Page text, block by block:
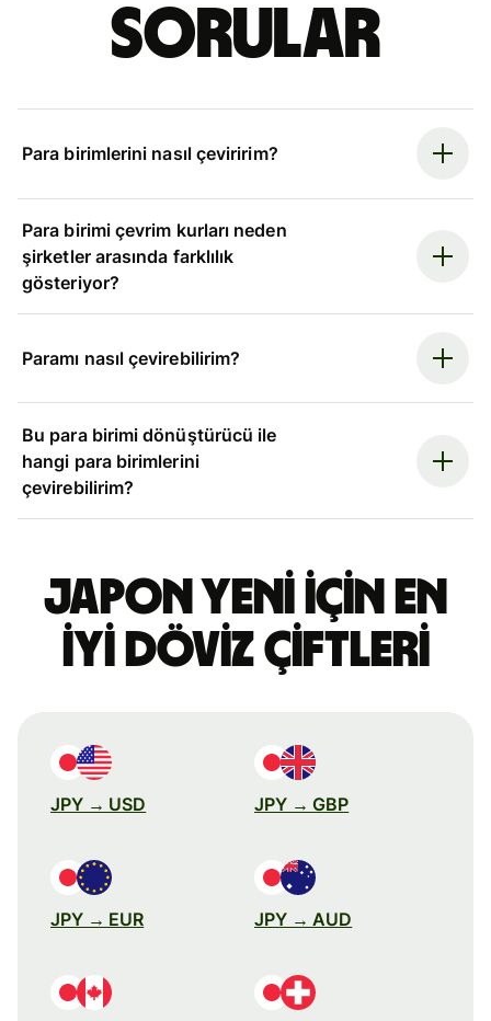
sorular
Para birimlerini nasıl çeviririm?
Para birimi çevrim kurları neden
şirketler arasında farklılık
gösteriyor?
Paramı nasıl çevirebilirim?
Bu para birimi dönüştürücü ile
hangi para birimlerini
çevirebilirim?
Japon yeni için en
iyi döviz çiftleri
JPY → USD JPY → GBP
JPY → EUR JPY → AUD